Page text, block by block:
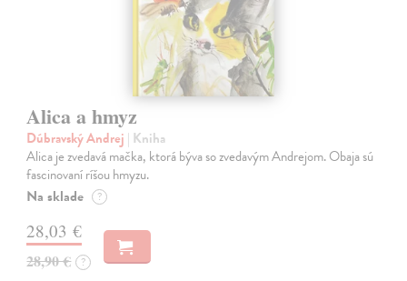
Alica a hmyz
Dúbravský Andrej | Kniha
Alica je zvedavá mačka, ktorá býva so zvedavým Andrejom. Obaja sú
fascinovaní ríšou hmyzu.
Na sklade ?
28,03 €
28,90 € ?